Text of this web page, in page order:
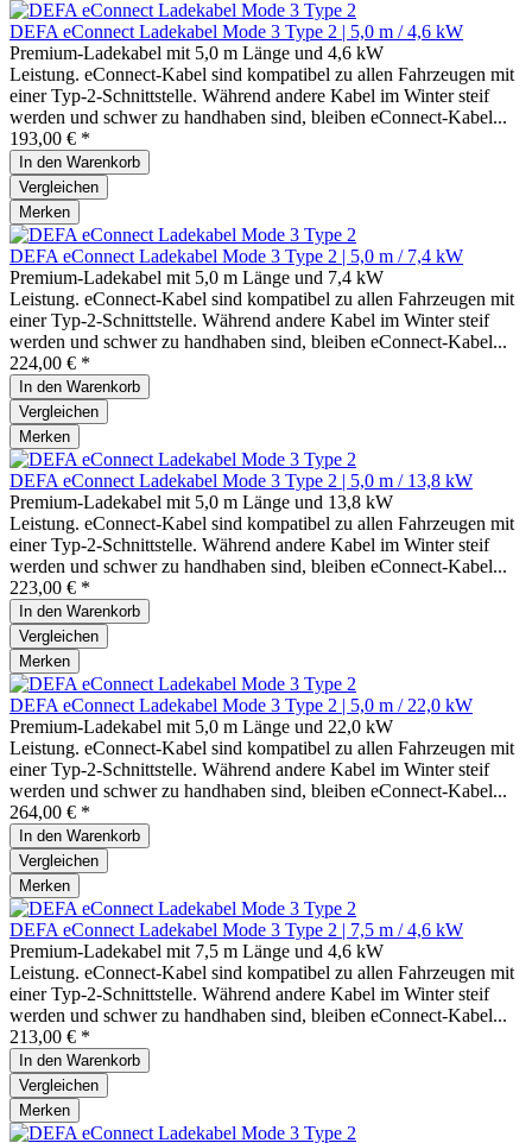
DEFA eConnect Ladekabel Mode 3 Type 2 | 5,0 m / 4,6 kW
Premium-Ladekabel mit 5,0 m Länge und 4,6 kW
Leistung. eConnect-Kabel sind kompatibel zu allen Fahrzeugen mit
einer Typ-2-Schnittstelle. Während andere Kabel im Winter steif
werden und schwer zu handhaben sind, bleiben eConnect-Kabel...
193,00 € *
In den Warenkorb
Vergleichen
Merken
DEFA eConnect Ladekabel Mode 3 Type 2 | 5,0 m / 7,4 kW
Premium-Ladekabel mit 5,0 m Länge und 7,4 kW
Leistung. eConnect-Kabel sind kompatibel zu allen Fahrzeugen mit
einer Typ-2-Schnittstelle. Während andere Kabel im Winter steif
werden und schwer zu handhaben sind, bleiben eConnect-Kabel...
224,00 € *
In den Warenkorb
Vergleichen
Merken
DEFA eConnect Ladekabel Mode 3 Type 2 | 5,0 m / 13,8 kW
Premium-Ladekabel mit 5,0 m Länge und 13,8 kW
Leistung. eConnect-Kabel sind kompatibel zu allen Fahrzeugen mit
einer Typ-2-Schnittstelle. Während andere Kabel im Winter steif
werden und schwer zu handhaben sind, bleiben eConnect-Kabel...
223,00 € *
In den Warenkorb
Vergleichen
Merken
DEFA eConnect Ladekabel Mode 3 Type 2 | 5,0 m / 22,0 kW
Premium-Ladekabel mit 5,0 m Länge und 22,0 kW
Leistung. eConnect-Kabel sind kompatibel zu allen Fahrzeugen mit
einer Typ-2-Schnittstelle. Während andere Kabel im Winter steif
werden und schwer zu handhaben sind, bleiben eConnect-Kabel...
264,00 € *
In den Warenkorb
Vergleichen
Merken
DEFA eConnect Ladekabel Mode 3 Type 2 | 7,5 m / 4,6 kW
Premium-Ladekabel mit 7,5 m Länge und 4,6 kW
Leistung. eConnect-Kabel sind kompatibel zu allen Fahrzeugen mit
einer Typ-2-Schnittstelle. Während andere Kabel im Winter steif
werden und schwer zu handhaben sind, bleiben eConnect-Kabel...
213,00 € *
In den Warenkorb
Vergleichen
Merken